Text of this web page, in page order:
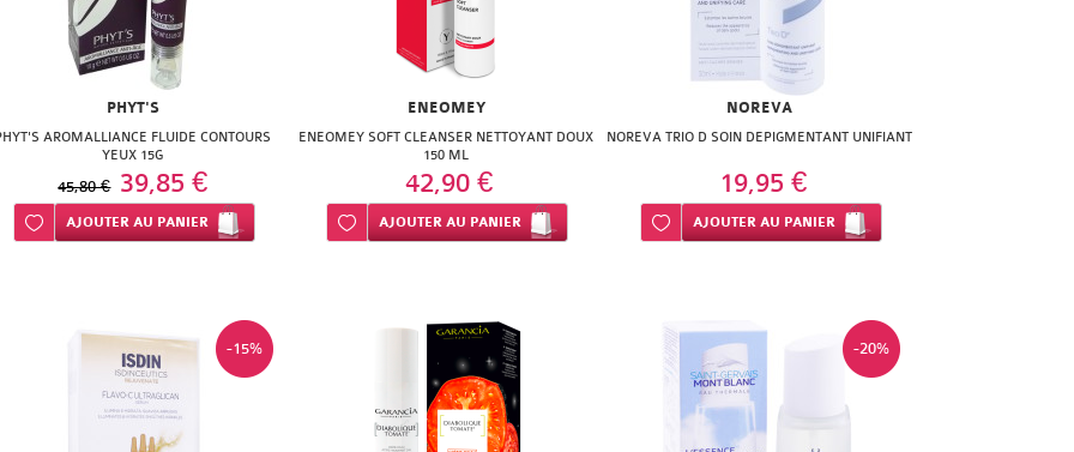
PHYT'S
AROMALLIANCE FLUIDE CONTOURS
YEUX 15G
45,80 € 39,85 €
Ajouter à ma liste d’envie
AJOUTER AU PANIER
ENEOMEY
ENEOMEY SOFT CLEANSER NETTOYANT DOUX
150 ML
42,90 €
Ajouter à ma liste d’envie
AJOUTERAU PANIER
NOREVA
NOREVA TRIO D SOIN DEPIGMENTANT UNIFIANT
19,95 €
Ajouter à ma liste d’envie
AJOUTER AU PANIER
-15% -20%